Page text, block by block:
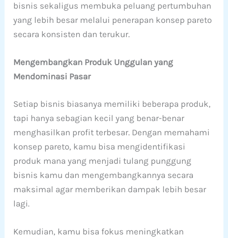
bisnis sekaligus membuka peluang pertumbuhan
yang lebih besar melalui penerapan konsep pareto
secara konsisten dan terukur.
Mengembangkan Produk Unggulan yang
Mendominasi Pasar
Setiap bisnis biasanya memiliki beberapa produk,
tapi hanya sebagian kecil yang benar-benar
menghasilkan profit terbesar. Dengan memahami
konsep pareto, kamu bisa mengidentifikasi
produk mana yang menjadi tulang punggung
bisnis kamu dan mengembangkannya secara
maksimal agar memberikan dampak lebih besar
lagi.
Kemudian, kamu bisa fokus meningkatkan